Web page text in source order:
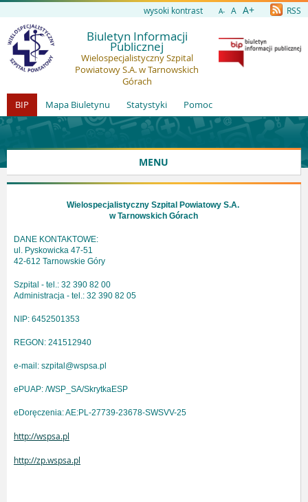
wysoki kontrast A- A A+ RSS
Biuletyn Informacji
Publicznej
Wielospecjalistyczny Szpital
Powiatowy S.A. w Tarnowskich
Górach
BIP
Mapa Biuletynu Statystyki Pomoc
MENU
Wielospecjalistyczny Szpital Powiatowy S.A.
w Tarnowskich Górach
DANE KONTAKTOWE:
ul. Pyskowicka 47-51
42-612 Tarnowskie Góry
Szpital - tel.: 32 390 82 00
Administracja - tel.: 32 390 82 05
NIP: 6452501353
REGON: 241512940
e-mail: szpital@wspsa.pl
ePUAP: /WSP_SA/SkrytkaESP
eDoręczenia: AE:PL-27739-23678-SWSVV-25
http://wspsa.pl
http://zp.wspsa.pl